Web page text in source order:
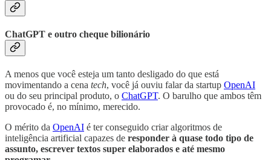
ChatGPT e outro cheque bilionário
A menos que você esteja um tanto desligado do que está
movimentando a cena tech, você já ouviu falar da startup OpenAI
ou do seu principal produto, o ChatGPT. O barulho que ambos têm
provocado é, no mínimo, merecido.
O mérito da OpenAI é ter conseguido criar algoritmos de
inteligência artificial capazes de responder à quase todo tipo de
assunto, escrever textos super elaborados e até mesmo